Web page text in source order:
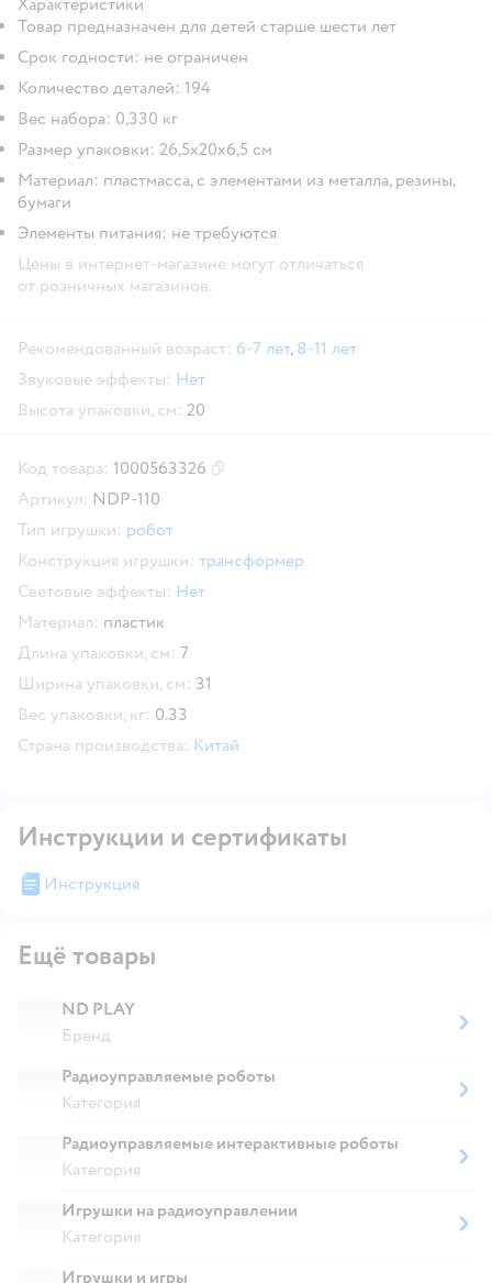
Товар предназначен для детей старше шести лет
Срок годности: не ограничен
Количество деталей: 194
Вес набора: 0,330 кг
Размер упаковки: 26,5х20х6,5 см
Материал: пластмасса, с элементами из металла, резины,
бумаги
Элементы питания: не требуются
Цены в интернет-магазине могут отличаться
от розничных магазинов.
Рекомендованный возраст: 6-7 лет, 8-11 лет
Звуковые эффекты: Нет
Высота упаковки, см: 20
Код товара: 1000563326
Артикул: NDP-110
Тип игрушки: робот
Конструкция игрушки: трансформер
Световые эффекты: Нет
Материал: пластик
Длина упаковки, см: 7
Ширина упаковки, см: 31
Вес упаковки, кг: 0.33
Страна производства: Китай
Инструкции и сертификаты
Инструкция
Ещё товары
ND PLAY
Бренд
Радиоуправляемые роботы
Категория
Радиоуправляемые интерактивные роботы
Категория
Игрушки на радиоуправлении
Категория
Игрушки и игры